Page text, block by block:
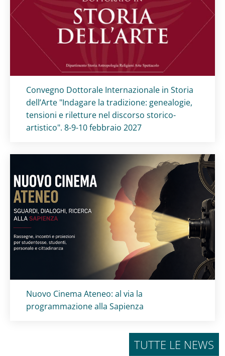
Titolo card:
Convegno Dottorale Internazionale in Storia
dell’Arte "Indagare la tradizione: genealogie,
tensioni e riletture nel discorso storico-
artistico". 8-9-10 febbraio 2027
Titolo card:
Nuovo Cinema Ateneo: al via la
programmazione alla Sapienza
TUTTE LE NEWS